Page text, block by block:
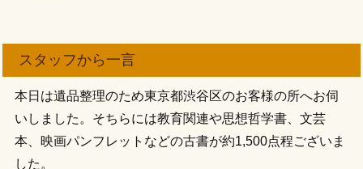
スタッフから一言
本日は遺品整理のため東京都渋谷区のお客様の所へお伺
いしました。そちらには教育関連や思想哲学書、文芸
本、映画パンフレットなどの古書が約1,500点程ございま
した。